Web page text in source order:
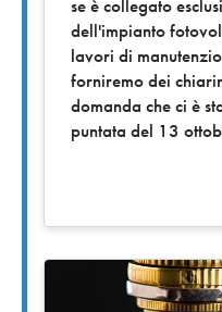
se è collegato
dell'impianto
lavori di
forniremo dei
domanda che ci è
puntata del 13